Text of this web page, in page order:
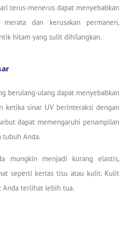
terus-menerus dapat menyebabkan
dan kerusakan permanen,
hitam yang sulit dihilangkan.
berulang-ulang dapat menyebabkan
ketika sinar UV berinteraksi dengan
dapat memengaruhi penampilan
tubuh Anda.
mungkin menjadi kurang elastis,
seperti kertas tisu atau kulit. Kulit
Anda terlihat lebih tua.